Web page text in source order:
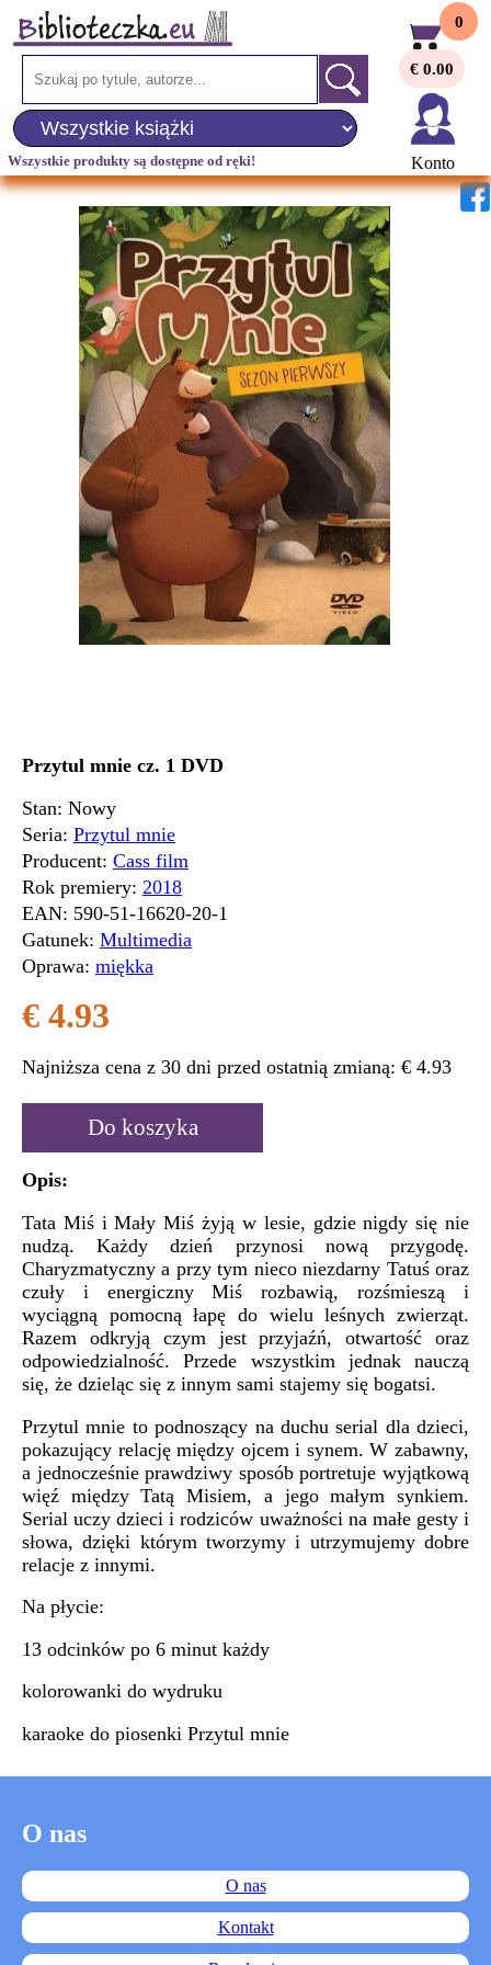
Wszystkie produkty są dostępne od ręki!
0
€ 0.00
Konto
Przytul mnie cz. 1 DVD
Stan: Nowy
Seria: Przytul mnie
Producent: Cass film
Rok premiery: 2018
EAN: 590-51-16620-20-1
Gatunek: Multimedia
Oprawa: miękka
€ 4.93
Najniższa cena z 30 dni przed ostatnią zmianą: € 4.93
Do koszyka
Opis:
Tata Miś i Mały Miś żyją w lesie, gdzie nigdy się nie
nudzą. Każdy dzień przynosi nową przygodę.
Charyzmatyczny a przy tym nieco niezdarny Tatuś oraz
czuły i energiczny Miś rozbawią, rozśmieszą i
wyciągną pomocną łapę do wielu leśnych zwierząt.
Razem odkryją czym jest przyjaźń, otwartość oraz
odpowiedzialność. Przede wszystkim jednak nauczą
się, że dzieląc się z innym sami stajemy się bogatsi.
Przytul mnie to podnoszący na duchu serial dla dzieci,
pokazujący relację między ojcem i synem. W zabawny,
a jednocześnie prawdziwy sposób portretuje wyjątkową
więź między Tatą Misiem, a jego małym synkiem.
Serial uczy dzieci i rodziców uważności na małe gesty i
słowa, dzięki którym tworzymy i utrzymujemy dobre
relacje z innymi.
Na płycie:
13 odcinków po 6 minut każdy
kolorowanki do wydruku
karaoke do piosenki Przytul mnie
O nas
O nas
Kontakt